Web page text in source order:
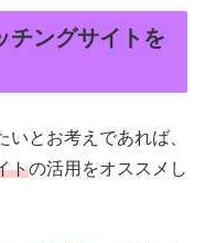
チングサイトを
とお考えであれば、
トの活用をオススメし